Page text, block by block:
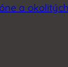
a